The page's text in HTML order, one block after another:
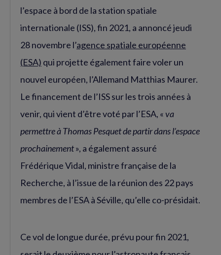
l’espace à bord de la station spatiale
internationale (ISS), fin 2021, a annoncé jeudi
28 novembre l’agence spatiale européenne
(ESA) qui projette également faire voler un
nouvel européen, l’Allemand Matthias Maurer.
Le financement de l’ISS sur les trois années à
venir, qui vient d’être voté par l’ESA, «va
permettre à Thomas Pesquet de partir dans l’espace
prochainement», a également assuré
Frédérique Vidal, ministre française de la
Recherche, à l’issue de la réunion des 22 pays
membres de l’ESA à Séville, qu’elle co-présidait.
Ce vol de longue durée, prévu pour fin 2021,